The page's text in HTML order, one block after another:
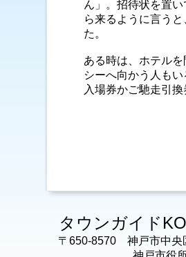
ん」。招待状を置
ら来るように言う
た。
ある時は、ホテル
シーへ向かう人も
入場券かご馳走引
タウンガイド
〒650-8570 神戸市中央